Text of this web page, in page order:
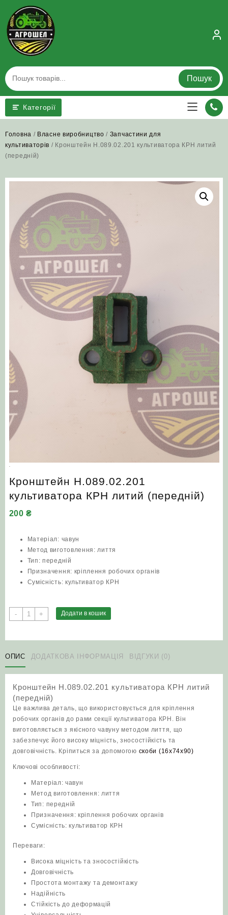
content
Пошук
Категорії
Головна / Власне виробництво / Запчастини для
культиваторів / Кронштейн Н.089.02.201 культиватора КРН литий
(передній)
Кронштейн Н.089.02.201
культиватора КРН литий (передній)
200₴
Матеріал: чавун
Метод виготовлення: лиття
Тип: передній
Призначення: кріплення робочих органів
Сумісність: культиватор КРН
-
Кронштейн
Н.089.02.201
литий
(передній)
+ Додати в кошик
ОПИС ДОДАТКОВА ІНФОРМАЦІЯ ВІДГУКИ (0)
Кронштейн Н.089.02.201 культиватора КРН литий
(передній)
Це важлива деталь, що використовується для кріплення
робочих органів до рами секції культиватора КРН. Він
виготовляється з якісного чавуну методом лиття, що
забезпечує його високу міцність, зносостійкість та
довговічність. Кріпиться за допомогою скоби (16х74х90)
Ключові особливості:
Матеріал: чавун
Метод виготовлення: лиття
Тип: передній
Призначення: кріплення робочих органів
Сумісність: культиватор КРН
Переваги:
Висока міцність та зносостійкість
Довговічність
Простота монтажу та демонтажу
Надійність
Стійкість до деформацій